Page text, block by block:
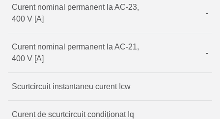
Curent nominal permanent la AC-23,
400 V [A]
-
Curent nominal permanent la AC-21,
400 V [A]
-
Scurtcircuit instantaneu curent Icw
Curent de scurtcircuit condiționat Iq